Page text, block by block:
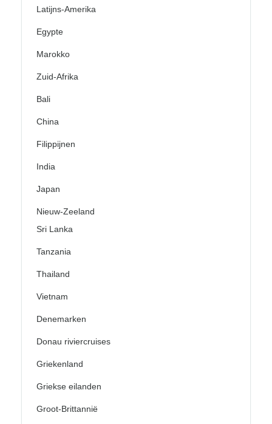
Latijns-Amerika
Egypte
Marokko
Zuid-Afrika
Bali
China
Filippijnen
India
Japan
Nieuw-Zeeland
Sri Lanka
Tanzania
Thailand
Vietnam
Denemarken
Donau riviercruises
Griekenland
Griekse eilanden
Groot-Brittannië